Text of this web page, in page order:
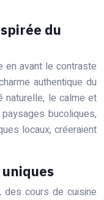
du
en avant le contraste
authentique du
naturelle, le calme et
bucoliques,
locaux, créeraient
des cours de cuisine